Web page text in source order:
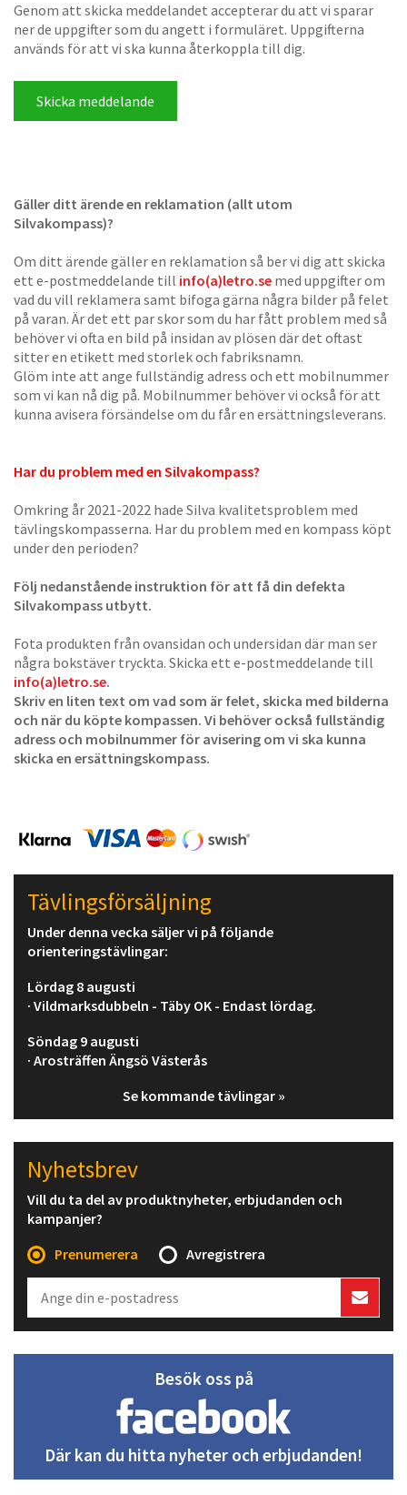
Genom att skicka meddelandet accepterar du att vi sparar
ner de uppgifter som du angett i formuläret. Uppgifterna
används för att vi ska kunna återkoppla till dig.
Gäller ditt ärende en reklamation (allt utom
Silvakompass)?
Om ditt ärende gäller en reklamation så ber vi dig att skicka
ett e-postmeddelande till info(a)letro.se med uppgifter om
vad du vill reklamera samt bifoga gärna några bilder på felet
på varan. Är det ett par skor som du har fått problem med så
behöver vi ofta en bild på insidan av plösen där det oftast
sitter en etikett med storlek och fabriksnamn.
Glöm inte att ange fullständig adress och ett mobilnummer
som vi kan nå dig på. Mobilnummer behöver vi också för att
kunna avisera försändelse om du får en ersättningsleverans.
Har du problem med en Silvakompass?
Omkring år 2021-2022 hade Silva kvalitetsproblem med
tävlingskompasserna. Har du problem med en kompass köpt
under den perioden?
Följ nedanstående instruktion för att få din defekta
Silvakompass utbytt.
Fota produkten från ovansidan och undersidan där man ser
några bokstäver tryckta. Skicka ett e-postmeddelande till
info(a)letro.se.
Skriv en liten text om vad som är felet, skicka med bilderna
och när du köpte kompassen. Vi behöver också fullständig
adress och mobilnummer för avisering om vi ska kunna
skicka en ersättningskompass.
Tävlingsförsäljning
Under denna vecka säljer vi på följande
orienteringstävlingar:
Lördag 8 augusti
· Vildmarksdubbeln - Täby OK - Endast lördag.
Söndag 9 augusti
· Arosträffen Ängsö Västerås
Se kommande tävlingar »
Nyhetsbrev
Vill du ta del av produktnyheter, erbjudanden och
kampanjer?
Prenumerera
Avregistrera
Besök oss på
Där kan du hitta nyheter och erbjudanden!